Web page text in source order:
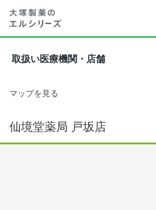
取扱い医療機関・店舗
マップを見る
仙境堂薬局 戸坂店